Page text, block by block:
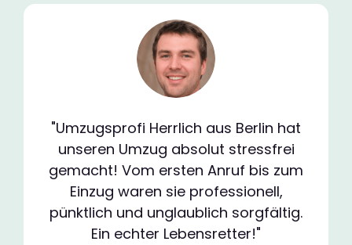
"Umzugsprofi Herrlich aus Berlin hat
unseren Umzug absolut stressfrei
gemacht! Vom ersten Anruf bis zum
Einzug waren sie professionell,
pünktlich und unglaublich sorgfältig.
Ein echter Lebensretter!"